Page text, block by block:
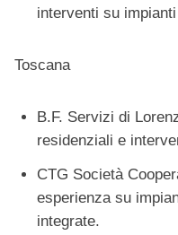
interventi su
Toscana
B.F. Servizi di
residenziali e
CTG Società
esperienza su
integrate.